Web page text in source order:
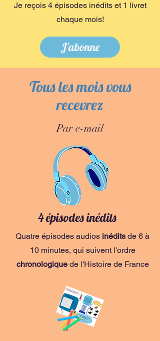
Je reçois 4 épisodes inédits et 1 livret
chaque mois!
J'abonne
Tous les mois vous
recevrez
Par e-mail
4 épisodes inédits
Quatre épisodes audios inédits de 6 à
10 minutes, qui suivent l'ordre
chronologique de l'Histoire de France